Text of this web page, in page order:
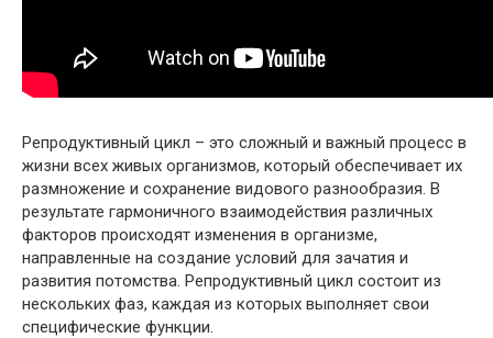
Репродуктивный цикл – это сложный и важный процесс в
жизни всех живых организмов, который обеспечивает их
размножение и сохранение видового разнообразия. В
результате гармоничного взаимодействия различных
факторов происходят изменения в организме,
направленные на создание условий для зачатия и
развития потомства. Репродуктивный цикл состоит из
нескольких фаз, каждая из которых выполняет свои
специфические функции.